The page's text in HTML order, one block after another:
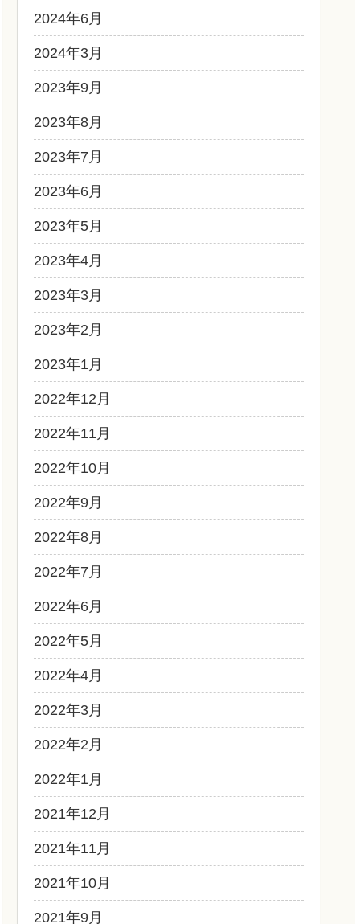
2024年6月
2024年3月
2023年9月
2023年8月
2023年7月
2023年6月
2023年5月
2023年4月
2023年3月
2023年2月
2023年1月
2022年12月
2022年11月
2022年10月
2022年9月
2022年8月
2022年7月
2022年6月
2022年5月
2022年4月
2022年3月
2022年2月
2022年1月
2021年12月
2021年11月
2021年10月
2021年9月